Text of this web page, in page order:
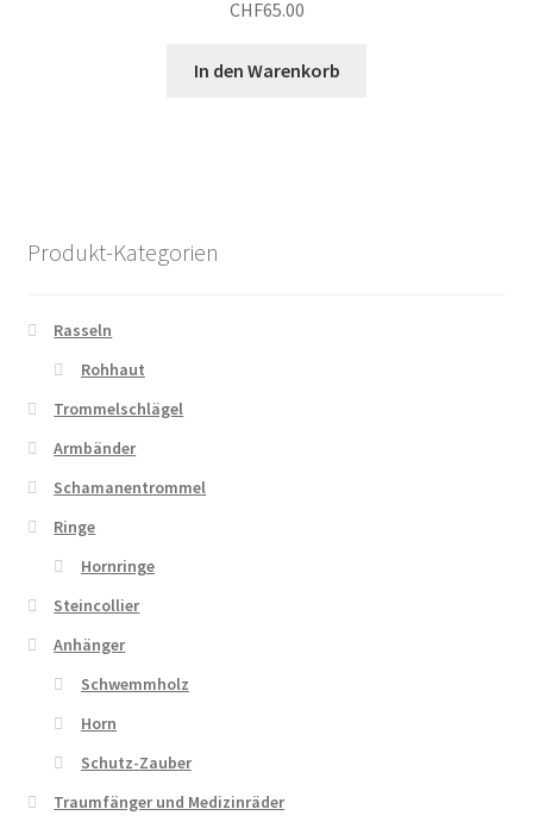
CHF65.00
In den Warenkorb
Produkt-Kategorien
Rasseln
Rohhaut
Trommelschlägel
Armbänder
Schamanentrommel
Ringe
Hornringe
Steincollier
Anhänger
Schwemmholz
Horn
Schutz-Zauber
Traumfänger und Medizinräder